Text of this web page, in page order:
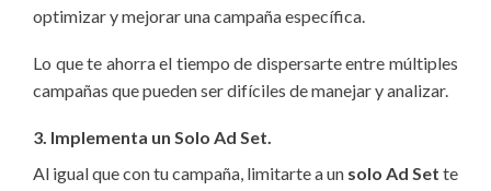
optimizar y mejorar una campaña específica.
Lo que te ahorra el tiempo de dispersarte entre múltiples
campañas que pueden ser difíciles de manejar y analizar.
3. Implementa un Solo Ad Set.
Al igual que con tu campaña, limitarte a un solo Ad Set te